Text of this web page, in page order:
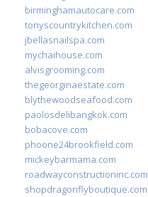
birminghamautocare.com
tonyscountrykitchen.com
jbellasnailspa.com
mychaihouse.com
alvisgrooming.com
thegeorginaestate.com
blythewoodseafood.com
paolosdelibangkok.com
bobacove.com
phoone24brookfield.com
mickeybarmama.com
roadwayconstructioninc.com
shopdragonflyboutique.com